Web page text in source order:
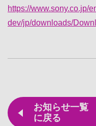
https://www.sony.co.jp/
dev/jp/downloads/
お知らせ一覧
に戻る